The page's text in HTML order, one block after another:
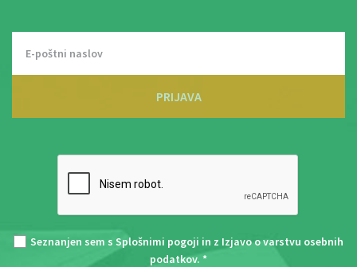
PRIJAVA
Seznanjen sem s Splošnimi pogoji in z Izjavo o varstvu osebnih
podatkov. *